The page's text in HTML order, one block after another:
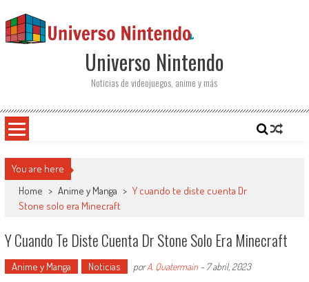
Universo Nintendo
Noticias de videojuegos, anime y más
You are here
Home > Anime y Manga > Y cuando te diste cuenta Dr
Stone solo era Minecraft
Y Cuando Te Diste Cuenta Dr Stone Solo Era Minecraft
Anime y Manga Noticias porA. Quatermain- 7 abril, 2023